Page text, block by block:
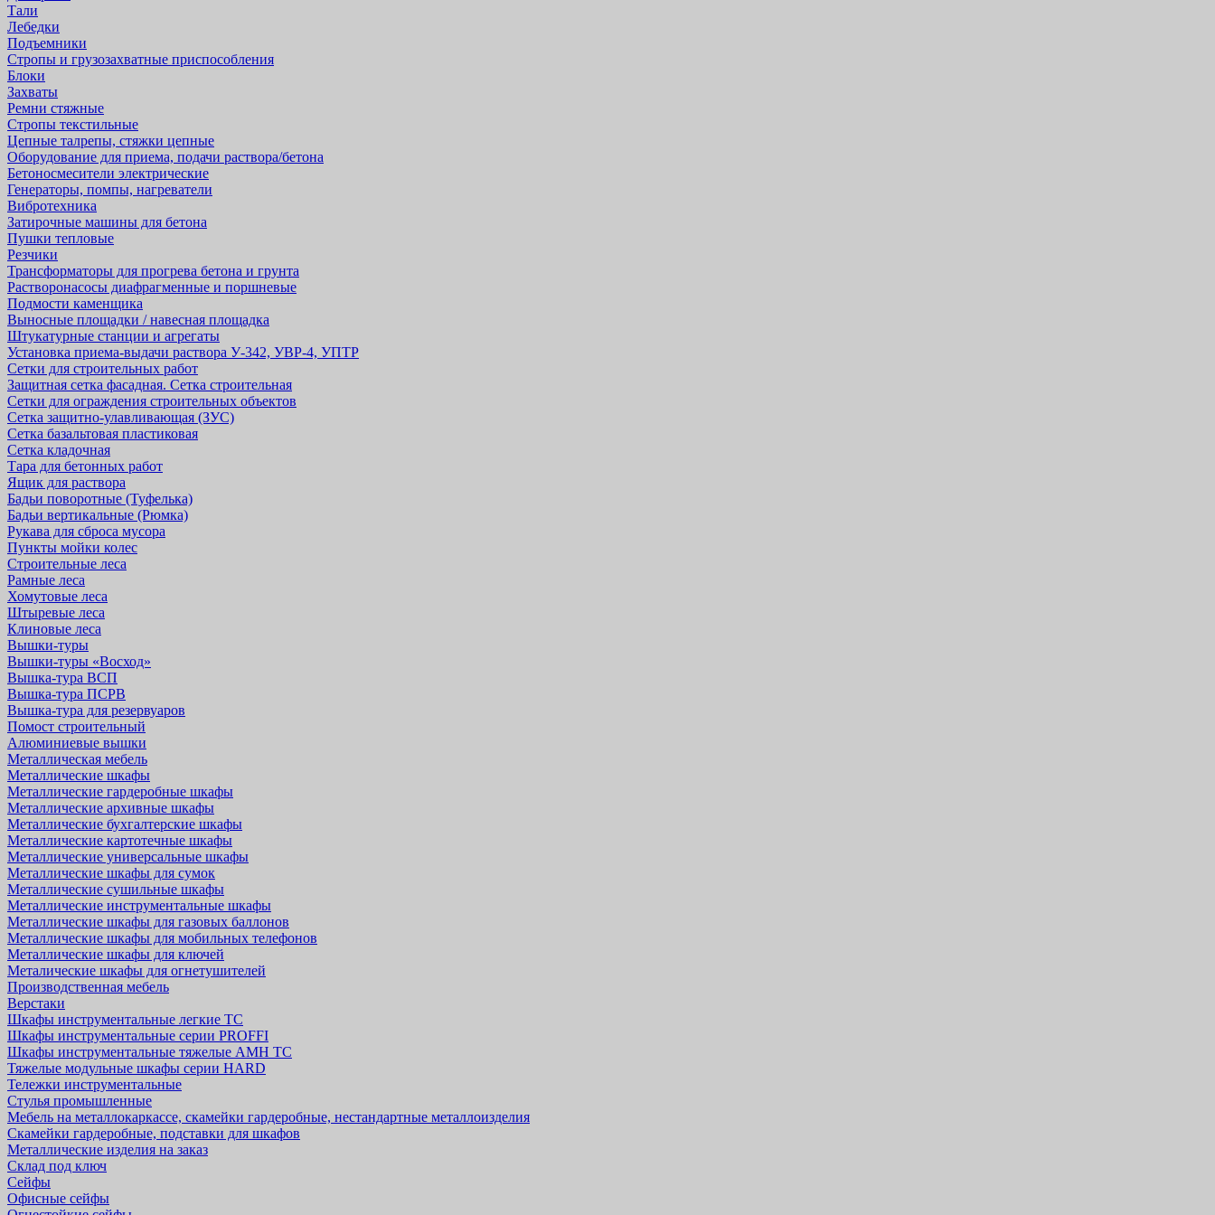
Тали
Лебедки
Подъемники
Стропы и грузозахватные приспособления
Блоки
Захваты
Ремни стяжные
Стропы текстильные
Цепные талрепы, стяжки цепные
Оборудование для приема, подачи раствора/бетона
Бетоносмесители электрические
Генераторы, помпы, нагреватели
Вибротехника
Затирочные машины для бетона
Пушки тепловые
Резчики
Трансформаторы для прогрева бетона и грунта
Растворонасосы диафрагменные и поршневые
Подмости каменщика
Выносные площадки / навесная площадка
Штукатурные станции и агрегаты
Установка приема-выдачи раствора У-342, УВР-4, УПТР
Сетки для строительных работ
Защитная cетка фасадная. Сетка строительная
Сетки для ограждения строительных объектов
Сетка защитно-улавливающая (ЗУС)
Сетка базальтовая пластиковая
Сетка кладочная
Тара для бетонных работ
Ящик для раствора
Бадьи поворотные (Туфелька)
Бадьи вертикальные (Рюмка)
Рукава для сброса мусора
Пункты мойки колес
Строительные леса
Рамные леса
Хомутовые леса
Штыревые леса
Клиновые леса
Вышки-туры
Вышки-туры «Восход»
Вышка-тура ВСП
Вышка-тура ПСРВ
Вышка-тура для резервуаров
Помост строительный
Алюминиевые вышки
Металлическая мебель
Металлические шкафы
Металлические гардеробные шкафы
Металлические архивные шкафы
Металлические бухгалтерские шкафы
Металлические картотечные шкафы
Металлические универсальные шкафы
Металлические шкафы для сумок
Металлические сушильные шкафы
Металлические инструментальные шкафы
Металлические шкафы для газовых баллонов
Металлические шкафы для мобильных телефонов
Металлические шкафы для ключей
Металические шкафы для огнетушителей
Производственная мебель
Верстаки
Шкафы инструментальные легкие ТС
Шкафы инструментальные серии PROFFI
Шкафы инструментальные тяжелые AMH TC
Тяжелые модульные шкафы серии HARD
Тележки инструментальные
Стулья промышленные
Мебель на металлокаркассе, скамейки гардеробные, нестандартные металлоизделия
Скамейки гардеробные, подставки для шкафов
Металлические изделия на заказ
Склад под ключ
Сейфы
Офисные сейфы